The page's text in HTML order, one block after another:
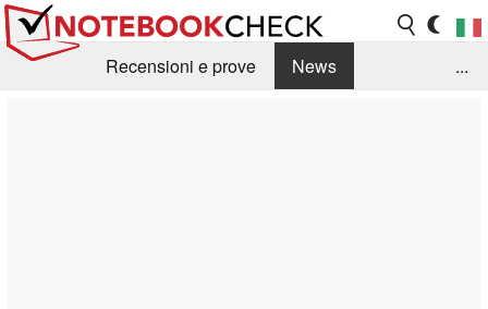
Recensioni e prove
News
...